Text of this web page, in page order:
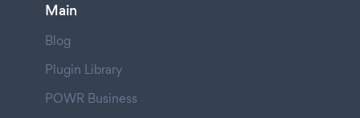
Main
Blog
Plugin Library
POWR Business